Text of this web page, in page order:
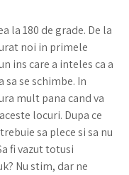
la 180 de grade. De la
noi in primele
ins care a inteles ca a
sa se schimbe. In
mult pana cand va
locuri. Dupa ce
sa plece si sa nu
fi vazut totusi
Nu stim, dar ne